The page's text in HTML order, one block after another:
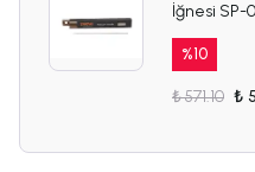
İğnesi SP-
%10
₺ 571.10 ₺